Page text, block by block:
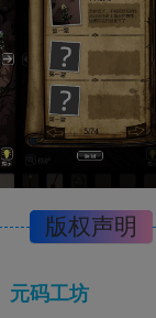
版权声明
元码工坊